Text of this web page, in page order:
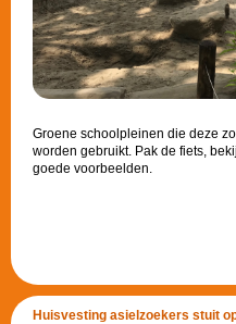
Groene schoolpleinen die deze
worden gebruikt. Pak de fiets,
goede voorbeelden.
Huisvesting asielzoekers stuit